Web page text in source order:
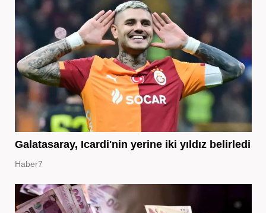
Galatasaray, Icardi'nin yerine iki yıldız belirledi
Haber7